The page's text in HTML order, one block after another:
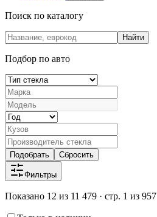
Поиск по каталогу
Найти
Подбор по авто
Подобрать Сбросить
Фильтры
Показано 12 из 11 479 · стр. 1 из 957